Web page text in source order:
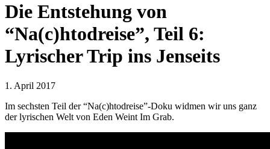
Die Entstehung von
“Na(c)htodreise”, Teil 6:
Lyrischer Trip ins Jenseits
1. April 2017
Im sechsten Teil der “Na(c)htodreise”-Doku widmen wir uns ganz
der lyrischen Welt von Eden Weint Im Grab.